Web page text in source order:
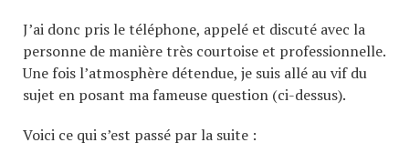
J’ai donc pris le téléphone, appelé et discuté avec la
personne de manière très courtoise et professionnelle.
Une fois l’atmosphère détendue, je suis allé au vif du
sujet en posant ma fameuse question (ci-dessus).
Voici ce qui s’est passé par la suite :